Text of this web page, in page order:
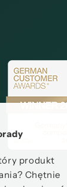
produkt
Chętnie